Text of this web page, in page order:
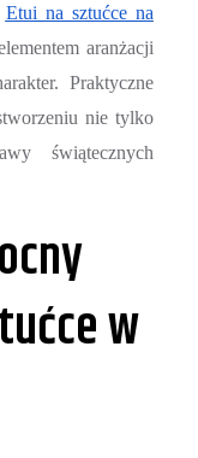
Etui na sztućce na
aranżacji
Praktyczne
nie tylko
świątecznych
w